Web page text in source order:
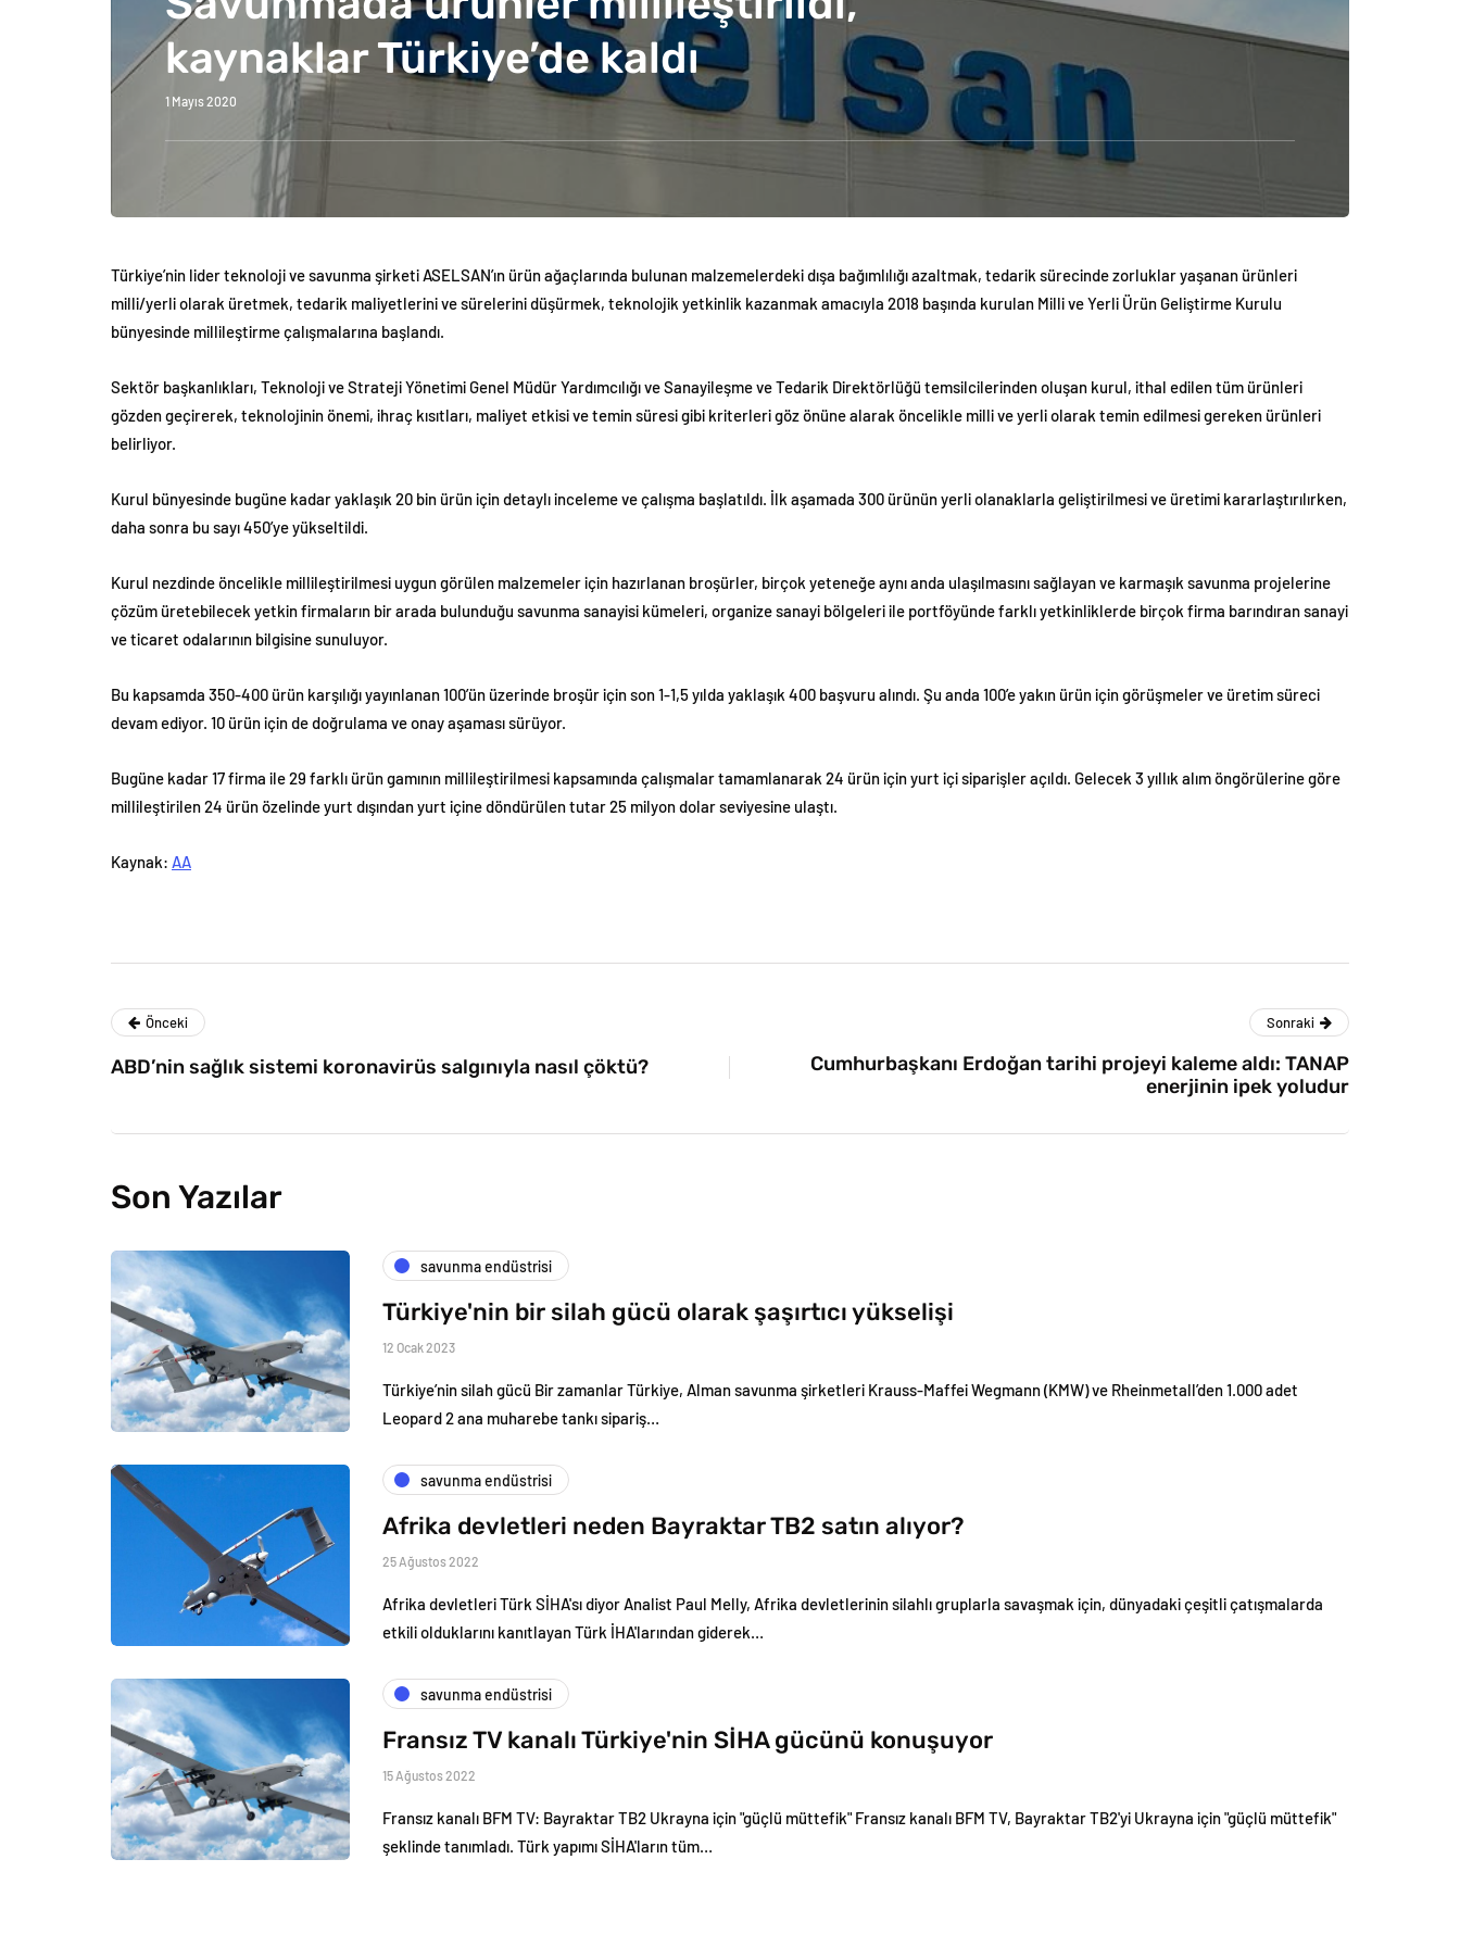
kaynaklar Türkiye’de kaldı
1 Mayıs 2020
Türkiye’nin lider teknoloji ve savunma şirketi ASELSAN’ın ürün ağaçlarında bulunan malzemelerdeki dışa bağımlılığı azaltmak, tedarik sürecinde zorluklar yaşanan ürünleri
milli/yerli olarak üretmek, tedarik maliyetlerini ve sürelerini düşürmek, teknolojik yetkinlik kazanmak amacıyla 2018 başında kurulan Milli ve Yerli Ürün Geliştirme Kurulu
bünyesinde millileştirme çalışmalarına başlandı.
Sektör başkanlıkları, Teknoloji ve Strateji Yönetimi Genel Müdür Yardımcılığı ve Sanayileşme ve Tedarik Direktörlüğü temsilcilerinden oluşan kurul, ithal edilen tüm ürünleri
gözden geçirerek, teknolojinin önemi, ihraç kısıtları, maliyet etkisi ve temin süresi gibi kriterleri göz önüne alarak öncelikle milli ve yerli olarak temin edilmesi gereken ürünleri
belirliyor.
Kurul bünyesinde bugüne kadar yaklaşık 20 bin ürün için detaylı inceleme ve çalışma başlatıldı. İlk aşamada 300 ürünün yerli olanaklarla geliştirilmesi ve üretimi kararlaştırılırken,
daha sonra bu sayı 450’ye yükseltildi.
Kurul nezdinde öncelikle millileştirilmesi uygun görülen malzemeler için hazırlanan broşürler, birçok yeteneğe aynı anda ulaşılmasını sağlayan ve karmaşık savunma projelerine
çözüm üretebilecek yetkin firmaların bir arada bulunduğu savunma sanayisi kümeleri, organize sanayi bölgeleri ile portföyünde farklı yetkinliklerde birçok firma barındıran sanayi
ve ticaret odalarının bilgisine sunuluyor.
Bu kapsamda 350-400 ürün karşılığı yayınlanan 100’ün üzerinde broşür için son 1-1,5 yılda yaklaşık 400 başvuru alındı. Şu anda 100’e yakın ürün için görüşmeler ve üretim süreci
devam ediyor. 10 ürün için de doğrulama ve onay aşaması sürüyor.
Bugüne kadar 17 firma ile 29 farklı ürün gamının millileştirilmesi kapsamında çalışmalar tamamlanarak 24 ürün için yurt içi siparişler açıldı. Gelecek 3 yıllık alım öngörülerine göre
millileştirilen 24 ürün özelinde yurt dışından yurt içine döndürülen tutar 25 milyon dolar seviyesine ulaştı.
Kaynak: AA
Önceki
ABD’nin sağlık sistemi koronavirüs salgınıyla nasıl çöktü?
Sonraki
Cumhurbaşkanı Erdoğan tarihi projeyi kaleme aldı: TANAP
enerjinin ipek yoludur
Son Yazılar
savunma endüstrisi
Türkiye'nin bir silah gücü olarak şaşırtıcı yükselişi
12 Ocak 2023
Türkiye’nin silah gücü Bir zamanlar Türkiye, Alman savunma şirketleri Krauss-Maffei Wegmann (KMW) ve Rheinmetall’den 1.000 adet
Leopard 2 ana muharebe tankı sipariş…
savunma endüstrisi
Afrika devletleri neden Bayraktar TB2 satın alıyor?
25 Ağustos 2022
Afrika devletleri Türk SİHA'sı diyor Analist Paul Melly, Afrika devletlerinin silahlı gruplarla savaşmak için, dünyadaki çeşitli çatışmalarda
etkili olduklarını kanıtlayan Türk İHA'larından giderek…
savunma endüstrisi
Fransız TV kanalı Türkiye'nin SİHA gücünü konuşuyor
15 Ağustos 2022
Fransız kanalı BFM TV: Bayraktar TB2 Ukrayna için "güçlü müttefik" Fransız kanalı BFM TV, Bayraktar TB2'yi Ukrayna için "güçlü müttefik"
şeklinde tanımladı. Türk yapımı SİHA'ların tüm…